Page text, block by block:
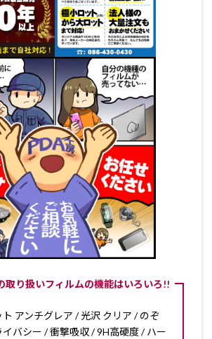
取り扱いフィルムの機能はいろいろ!!
アンチグレア / 光沢 クリア / のぞ
イバシー / 衝撃吸収 / 9H高硬度 / ハー